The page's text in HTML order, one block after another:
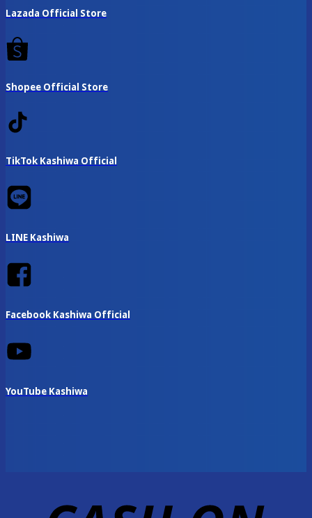
Lazada Official Store
Shopee Official Store
TikTok Kashiwa Official
LINE Kashiwa
Facebook Kashiwa Official
YouTube Kashiwa